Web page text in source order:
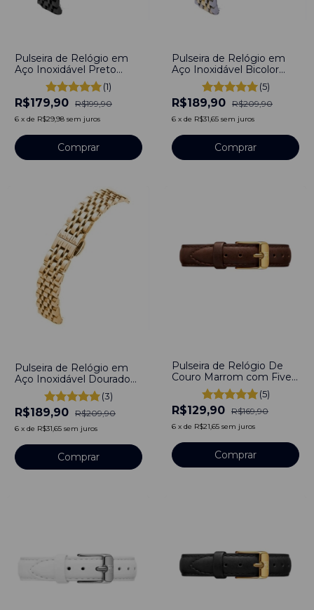
Pulseira de Relógio em
Aço Inoxidável Preto
16mm Com Engate
(1)
R$179,90 R$199,90
6 x de R$29,98 sem juros
Comprar
Pulseira de Relógio em
Aço Inoxidável Bicolor
16mm com engate rápido
(5)
R$189,90 R$209,90
6 x de R$31,65 sem juros
Comprar
Pulseira de Relógio em
Aço Inoxidável Dourado
16mm com engate rápido
(3)
R$189,90 R$209,90
6 x de R$31,65 sem juros
Comprar
Pulseira de Relógio De
Couro Marrom com Fivela
em Aço Inoxidável 16mm
(5)
R$129,90 R$169,90
6 x de R$21,65 sem juros
Comprar